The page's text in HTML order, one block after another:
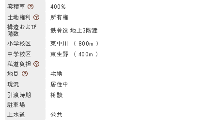
容積率
400%
土地権利
所有権
構造および
階数
鉄骨造 地上3階建
小学校区
東中川 （ 800m ）
中学校区
東生野 （ 400m ）
私道負担
地目
宅地
現況
居住中
引渡時期
相談
駐車場
上水道
公共